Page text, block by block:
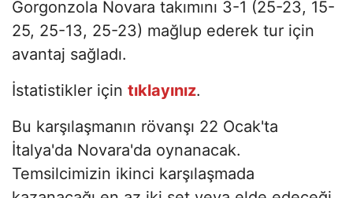
Gorgonzola Novara takımını 3-1 (25-23, 15-
25, 25-13, 25-23) mağlup ederek tur için
avantaj sağladı.
İstatistikler için tıklayınız.
Bu karşılaşmanın rövanşı 22 Ocak'ta
İtalya'da Novara'da oynanacak.
Temsilcimizin ikinci karşılaşmada